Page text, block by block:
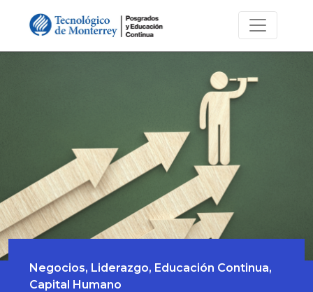
Negocios, Liderazgo, Educación Continua,
Capital Humano